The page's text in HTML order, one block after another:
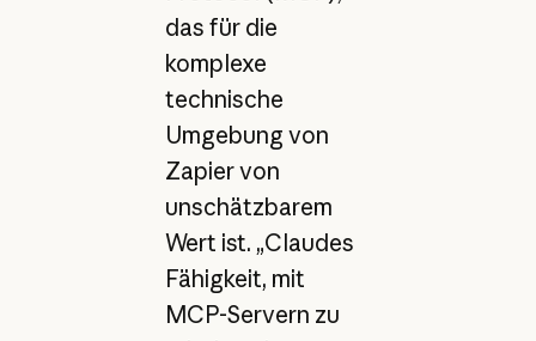
das für die
komplexe
technische
Umgebung von
Zapier von
unschätzbarem
Wert ist. „Claudes
Fähigkeit, mit
MCP-Servern zu